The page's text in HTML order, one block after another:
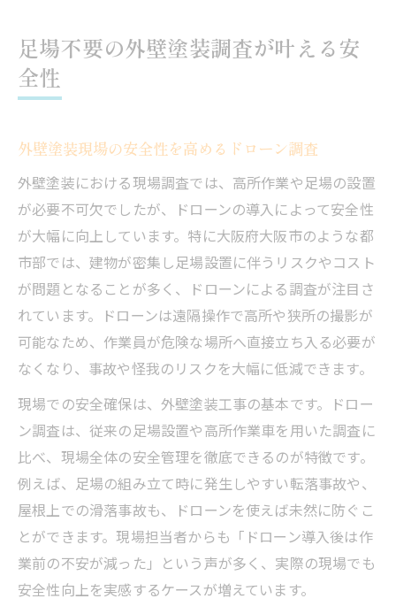
足場不要の外壁塗装調査が叶える安
全性
外壁塗装現場の安全性を高めるドローン調査
外壁塗装における現場調査では、高所作業や足場の設置
が必要不可欠でしたが、ドローンの導入によって安全性
が大幅に向上しています。特に大阪府大阪市のような都
市部では、建物が密集し足場設置に伴うリスクやコスト
が問題となることが多く、ドローンによる調査が注目さ
れています。ドローンは遠隔操作で高所や狭所の撮影が
可能なため、作業員が危険な場所へ直接立ち入る必要が
なくなり、事故や怪我のリスクを大幅に低減できます。
現場での安全確保は、外壁塗装工事の基本です。ドロー
ン調査は、従来の足場設置や高所作業車を用いた調査に
比べ、現場全体の安全管理を徹底できるのが特徴です。
例えば、足場の組み立て時に発生しやすい転落事故や、
屋根上での滑落事故も、ドローンを使えば未然に防ぐこ
とができます。現場担当者からも「ドローン導入後は作
業前の不安が減った」という声が多く、実際の現場でも
安全性向上を実感するケースが増えています。